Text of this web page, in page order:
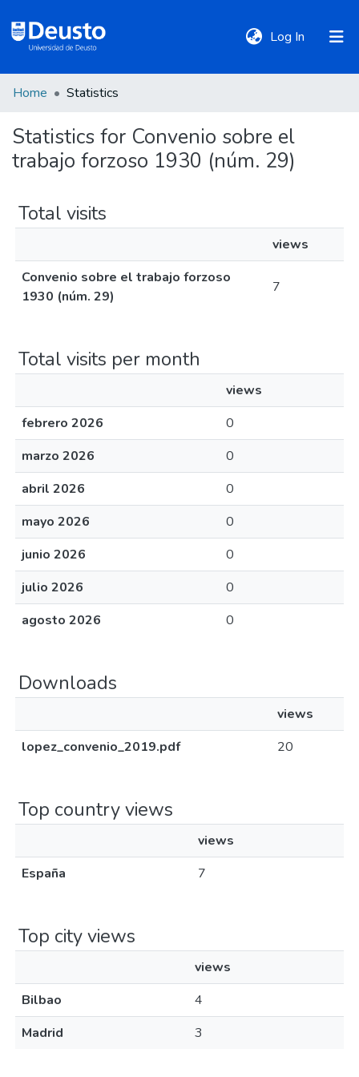
Log In (current)
Communities
Policies
Home Statistics
Statistics for Convenio sobre el
trabajo forzoso 1930 (núm. 29)
Total visits
views
Convenio sobre el trabajo forzoso
1930 (núm. 29)
7
Total visits per month
views
febrero 2026
0
marzo 2026
0
abril 2026
0
mayo 2026
0
junio 2026
0
julio 2026
0
agosto 2026
0
Downloads
views
lopez_convenio_2019.pdf
20
Top country views
views
España
7
Top city views
views
Bilbao
4
Madrid
3